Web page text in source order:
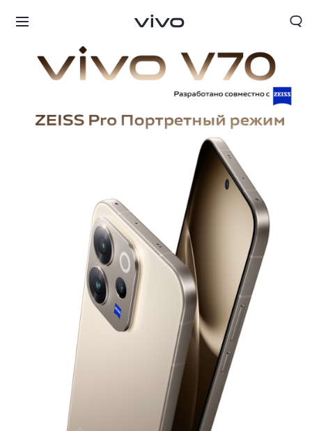
Казахстан | Выберите страну/регион